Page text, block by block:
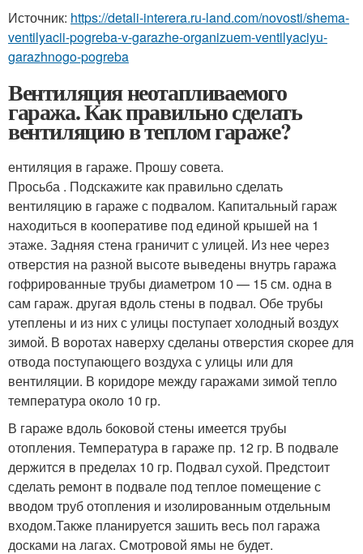
Источник: https://detali-interera.ru-land.com/novosti/shema-
ventilyacii-pogreba-v-garazhe-organizuem-ventilyaciyu-
garazhnogo-pogreba
Вентиляция неотапливаемого
гаража. Как правильно сделать
вентиляцию в теплом гараже?
ентиляция в гараже. Прошу совета.
Просьба . Подскажите как правильно сделать
вентиляцию в гараже с подвалом. Капитальный гараж
находиться в кооперативе под единой крышей на 1
этаже. Задняя стена граничит с улицей. Из нее через
отверстия на разной высоте выведены внутрь гаража
гофрированные трубы диаметром 10 — 15 см. одна в
сам гараж. другая вдоль стены в подвал. Обе трубы
утеплены и из них с улицы поступает холодный воздух
зимой. В воротах наверху сделаны отверстия скорее для
отвода поступающего воздуха с улицы или для
вентиляции. В коридоре между гаражами зимой тепло
температура около 10 гр.
В гараже вдоль боковой стены имеется трубы
отопления. Температура в гараже пр. 12 гр. В подвале
держится в пределах 10 гр. Подвал сухой. Предстоит
сделать ремонт в подвале под теплое помещение с
вводом труб отопления и изолированным отдельным
входом.Также планируется зашить весь пол гаража
досками на лагах. Смотровой ямы не будет.